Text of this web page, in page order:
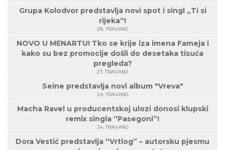
Grupa Kolodvor predstavlja novi spot i singl „Ti si
rijeka“!
28. TRAVANJ
NOVO U MENARTU! Tko se krije iza imena Fameja i
kako su bez promocije došli do desetaka tisuća
pregleda?
27. TRAVANJ
Seine predstavlja novi album "Vreva"
24. TRAVANJ
Macha Ravel u producentskoj ulozi donosi klupski
remix singla “Pasegoni”!
24. TRAVANJ
Dora Vestić predstavlja “Vrtlog” – autorsku pjesmu